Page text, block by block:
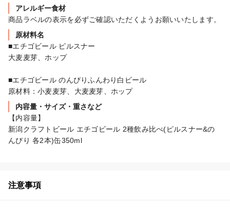
アレルギー食材
商品ラベルの表示を必ずご確認いただくようお願いいたします。
原材料名
■エチゴビール ピルスナー
大麦麦芽、ホップ
■エチゴビール のんびりふんわり白ビール
原材料：小麦麦芽、大麦麦芽、ホップ
内容量・サイズ・重さなど
【内容量】
新潟クラフトビール エチゴビール 2種飲み比べ(ピルスナー&の
んびり 各2本)缶350ml
注意事項